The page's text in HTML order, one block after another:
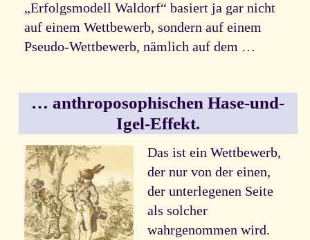
„Erfolgsmodell Waldorf“ basiert ja gar nicht
auf einem Wettbewerb, sondern auf einem
Pseudo-Wettbewerb, nämlich auf dem …
… anthroposophischen Hase-und-
Igel-Effekt.
Das ist ein Wettbewerb,
der nur von der einen,
der unterlegenen Seite
als solcher
wahrgenommen wird.